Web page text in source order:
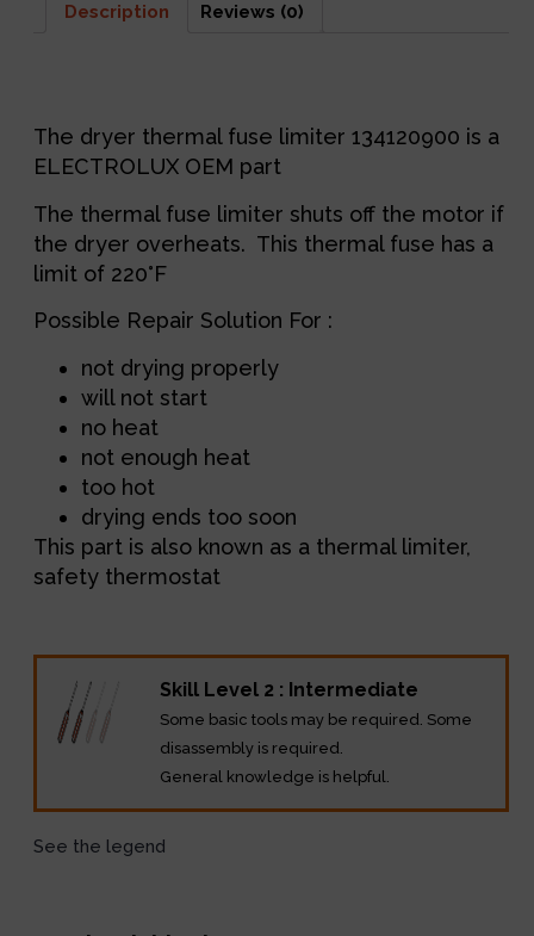
Description Reviews (0)
The dryer thermal fuse limiter 134120900 is a
ELECTROLUX OEM part
The thermal fuse limiter shuts off the motor if
the dryer overheats. This thermal fuse has a
limit of 220°F
Possible Repair Solution For :
not drying properly
will not start
no heat
not enough heat
too hot
drying ends too soon
This part is also known as a thermal limiter,
safety thermostat
Skill Level 2 : Intermediate
Some basic tools may be required. Some
disassembly is required.
General knowledge is helpful.
See the legend